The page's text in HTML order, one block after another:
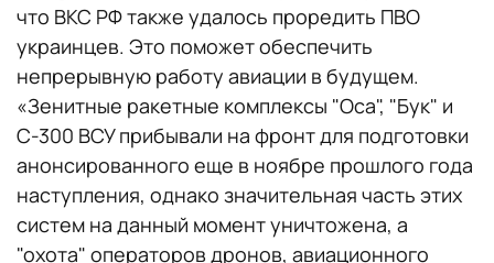
что ВКС РФ также удалось проредить ПВО
украинцев. Это поможет обеспечить
непрерывную работу авиации в будущем.
«Зенитные ракетные комплексы "Оса", "Бук" и
С-300 ВСУ прибывали на фронт для подготовки
анонсированного еще в ноябре прошлого года
наступления, однако значительная часть этих
систем на данный момент уничтожена, а
"охота" операторов дронов, авиационного